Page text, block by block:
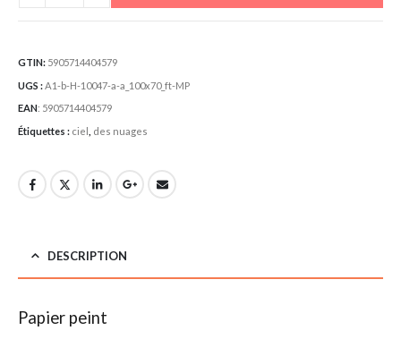
GTIN: 5905714404579
UGS :A1-b-H-10047-a-a_100x70_ft-MP
EAN: 5905714404579
Étiquettes : ciel des nuages
DESCRIPTION
Papier peint